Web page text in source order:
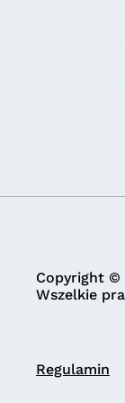
Copyright ©
Wszelkie
Regulamin